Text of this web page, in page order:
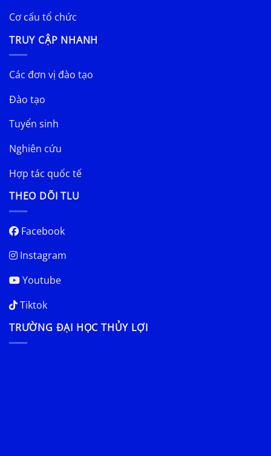
Cơ cấu tổ chức
TRUY CẬP NHANH
Các đơn vị đào tạo
Đào tạo
Tuyển sinh
Nghiên cứu
Hợp tác quốc tế
THEO DÕI TLU
Facebook
Instagram
Youtube
Tiktok
TRƯỜNG ĐẠI HỌC THỦY LỢI